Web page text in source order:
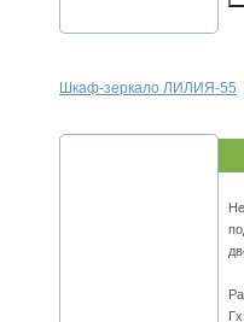
Шкаф-зеркало ЛИЛИЯ-55